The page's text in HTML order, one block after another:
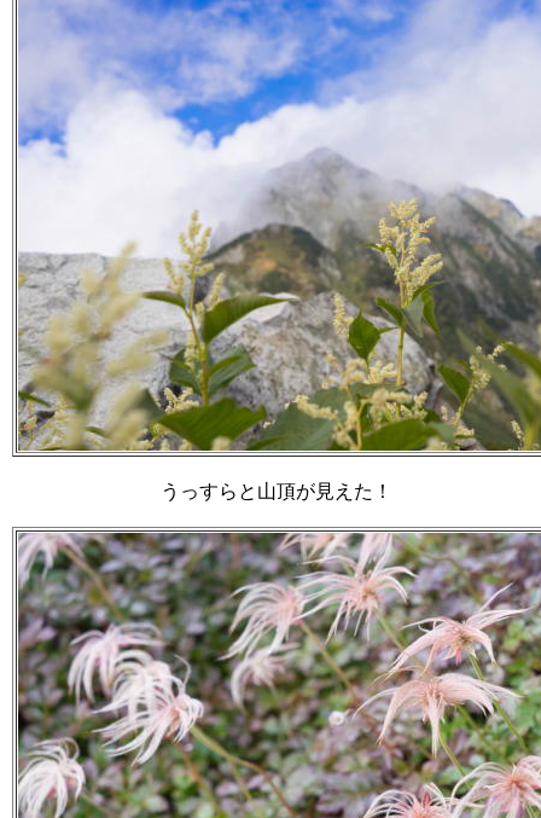
うっすらと山頂が見えた！